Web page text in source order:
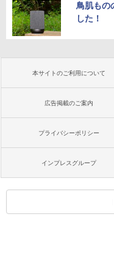
鳥肌もの
した！
本サイトのご利用について
広告掲載のご案内
プライバシーポリシー
インプレスグループ